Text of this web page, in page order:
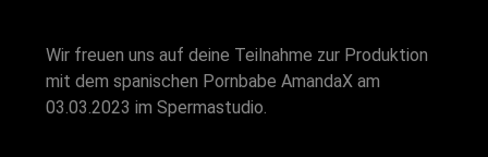
Wir freuen uns auf deine Teilnahme zur Produktion
mit dem spanischen Pornbabe AmandaX am
03.03.2023 im Spermastudio.